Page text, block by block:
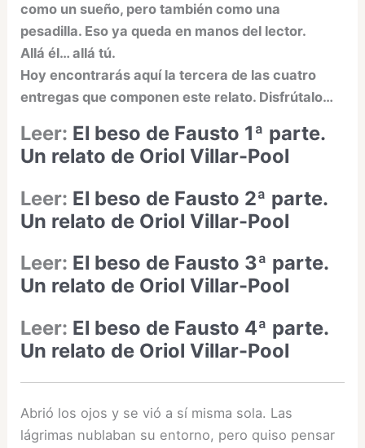
como un sueño, pero también como una
pesadilla. Eso ya queda en manos del lector.
Allá él… allá tú.
Hoy encontrarás aquí la tercera de las cuatro
entregas que componen este relato. Disfrútalo…
Leer: El beso de Fausto 1ª parte.
Un relato de Oriol Villar-Pool
Leer: El beso de Fausto 2ª parte.
Un relato de Oriol Villar-Pool
Leer: El beso de Fausto 3ª parte.
Un relato de Oriol Villar-Pool
Leer: El beso de Fausto 4ª parte.
Un relato de Oriol Villar-Pool
Abrió los ojos y se vió a sí misma sola. Las
lágrimas nublaban su entorno, pero quiso pensar